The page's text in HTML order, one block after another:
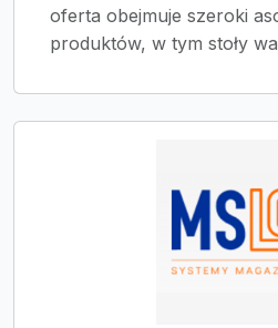
oferta obejmuje szeroki
produktów, w tym stoły